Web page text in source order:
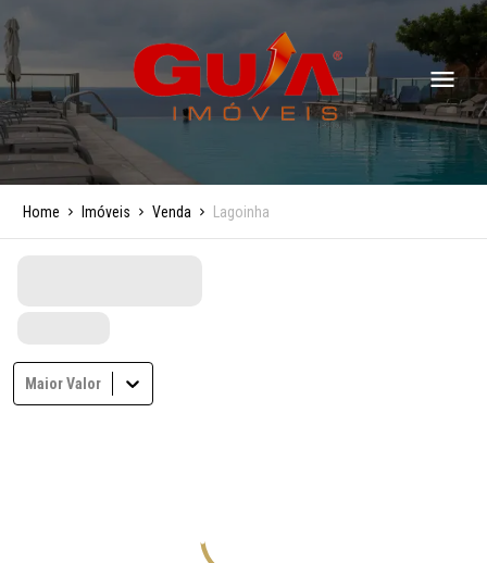
Home Imóveis Venda Lagoinha
Maior Valor